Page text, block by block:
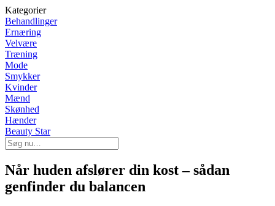
Kategorier
Behandlinger
Ernæring
Velvære
Træning
Mode
Smykker
Kvinder
Mænd
Skønhed
Hænder
Beauty Star
Når huden afslører din kost – sådan
genfinder du balancen